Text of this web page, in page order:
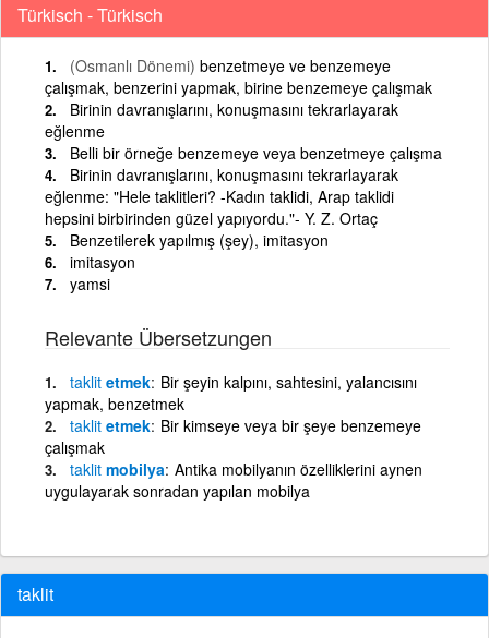
Türkisch - Türkisch
(Osmanlı Dönemi) benzetmeye ve benzemeye
çalışmak, benzerini yapmak, birine benzemeye çalışmak
Birinin davranışlarını, konuşmasını tekrarlayarak
eğlenme
Belli bir örneğe benzemeye veya benzetmeye çalışma
Birinin davranışlarını, konuşmasını tekrarlayarak
eğlenme: "Hele taklitleri? -Kadın taklidi, Arap taklidi
hepsini birbirinden güzel yapıyordu."- Y. Z. Ortaç
Benzetilerek yapılmış (şey), imitasyon
imitasyon
yamsi
Relevante Übersetzungen
taklit etmek Bir şeyin kalpını, sahtesini, yalancısını
yapmak, benzetmek
taklit etmek Bir kimseye veya bir şeye benzemeye
çalışmak
taklit mobilya Antika mobilyanın özelliklerini aynen
uygulayarak sonradan yapılan mobilya
taklit